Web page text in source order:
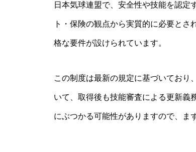
日本気球連盟で、安全性や技能を認定
ト・保険の観点から実質的に必要と
格な要件が設けられています。
この制度は最新の規定に基づいており
いて、取得後も技能審査による更新義
にぶつかる可能性がありますので、ま